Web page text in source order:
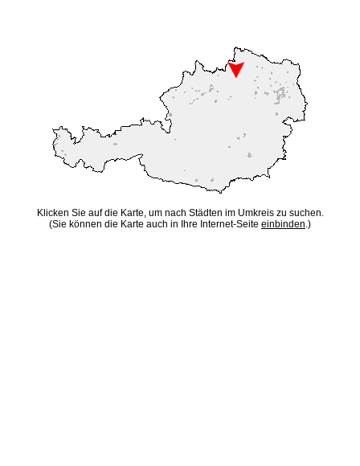
Klicken Sie auf die Karte, um nach Städten im Umkreis zu suchen.
(Sie können die Karte auch in Ihre Internet-Seite einbinden.)